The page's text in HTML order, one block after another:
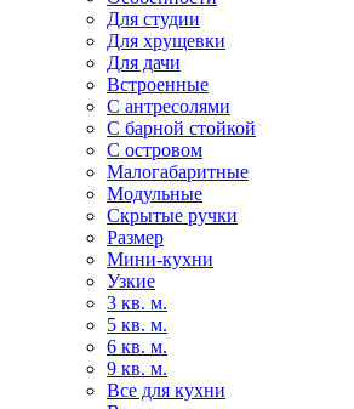
Для студии
Для хрущевки
Для дачи
Встроенные
С антресолями
С барной стойкой
С островом
Малогабаритные
Модульные
Скрытые ручки
Размер
Мини-кухни
Узкие
3 кв. м.
5 кв. м.
6 кв. м.
9 кв. м.
Все для кухни